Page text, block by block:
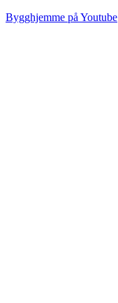
Bygghjemme på Youtube